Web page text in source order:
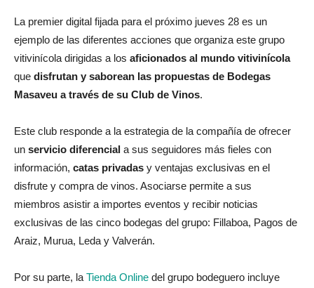
La premier digital fijada para el próximo jueves 28 es un
ejemplo de las diferentes acciones que organiza este grupo
vitivinícola dirigidas a los aficionados al mundo vitivinícola
que disfrutan y saborean las propuestas de Bodegas
Masaveu a través de su Club de Vinos.
Este club responde a la estrategia de la compañía de ofrecer
un servicio diferencial a sus seguidores más fieles con
información, catas privadas y ventajas exclusivas en el
disfrute y compra de vinos. Asociarse permite a sus
miembros asistir a importes eventos y recibir noticias
exclusivas de las cinco bodegas del grupo: Fillaboa, Pagos de
Araiz, Murua, Leda y Valverán.
Por su parte, la Tienda Online del grupo bodeguero incluye